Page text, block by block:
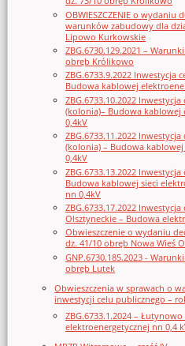
OBWIESZCZENIE o wydaniu
warunków zabudowy dla
Lipowo Kurkowskie
ZBG.6730.129.2021 –
obręb Królikowo
ZBG.6733.9.2022 Inwestycja
Budowa kablowej
ZBG.6733.10.2022
(kolonia)– Budowa kablowej
0,4kV
ZBG.6733.11.2022
(kolonia) – Budowa
0,4kV
ZBG.6733.13.2022
Budowa kablowej sieci
nn 0,4kV
ZBG.6733.17.2022
Olsztyneckie – Budowa
Obwieszczenie o wydaniu
dz. 41/10 obręb Nowa Wieś
GNP.6730.185.2023 -
obręb Lutek
Obwieszczenia w sprawach o
inwestycji celu publicznego –
ZBG.6733.1.2024 –
elektroenergetycznej nn 0,4